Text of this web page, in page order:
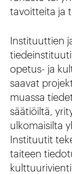
tavoitteita ja
Instituuttien
opetus- ja
saavat
muassa
säätiöiltä,
ulkomaisilta
Instituutit
taiteen